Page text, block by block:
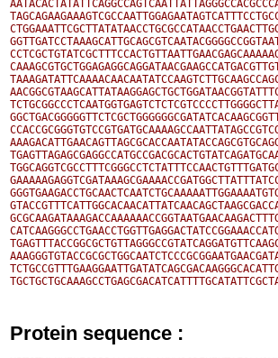
Protein sequence :